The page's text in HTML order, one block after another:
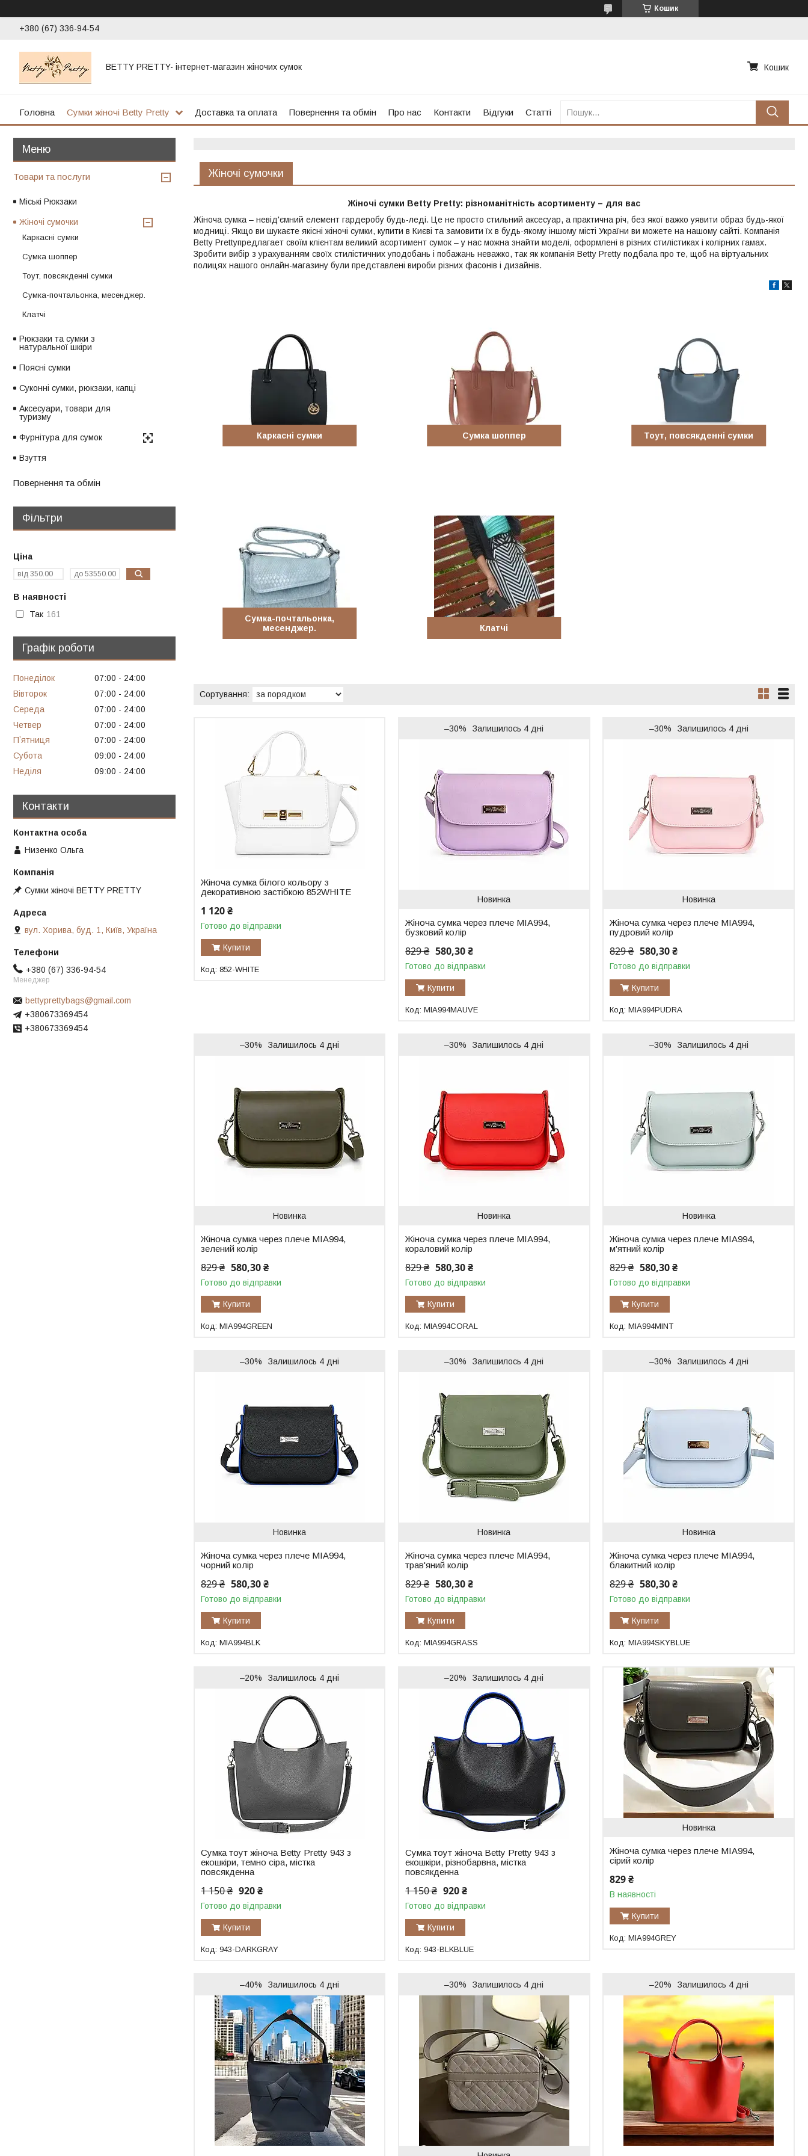
Кошик
+380 (67) 336-94-54
BETTY PRETTY- інтернет-магазин жіночих сумок Кошик
Головна Сумки жіночі Betty Pretty Доставка та оплата Повернення та обмін Про нас Контакти Відгуки Статті
Жіночі сумочки
Жіночі сумки Betty Pretty: різноманітність асортименту – для вас
Жіноча сумка – невід'ємний елемент гардеробу будь-леді. Це не просто стильний аксесуар, а практична річ, без якої важко уявити образ будь-якої
модниці. Якщо ви шукаєте якісні жіночі сумки, купити в Києві та замовити їх в будь-якому іншому місті України ви можете на нашому сайті. Компанія
Betty Prettyпредлагает своїм клієнтам великий асортимент сумок – у нас можна знайти моделі, оформлені в різних стилістиках і колірних гамах.
Зробити вибір з урахуванням своїх стилістичних уподобань і побажань неважко, так як компанія Betty Pretty подбала про те, щоб на віртуальних
полицях нашого онлайн-магазину були представлені вироби різних фасонів і дизайнів.
Каркасні сумки Сумка шоппер Тоут, повсякденні сумки
Сумка-почтальонка,
месенджер.
Клатчі
Жіноча сумка білого кольору з
декоративною застібкою 852WHITE
1 120 ₴
Готово до відправки
Купити
852-WHITE
–30% Залишилось 4 дні
Новинка
Жіноча сумка через плече MIA994,
бузковий колір
829 ₴ 580,30 ₴
Готово до відправки
Купити
MIA994MAUVE
–30% Залишилось 4 дні
Новинка
Жіноча сумка через плече MIA994,
пудровий колір
829 ₴ 580,30 ₴
Готово до відправки
Купити
MIA994PUDRA
–30% Залишилось 4 дні
Новинка
Жіноча сумка через плече MIA994,
зелений колір
829 ₴ 580,30 ₴
Готово до відправки
Купити
MIA994GREEN
–30% Залишилось 4 дні
Новинка
Жіноча сумка через плече MIA994,
кораловий колір
829 ₴ 580,30 ₴
Готово до відправки
Купити
MIA994CORAL
–30% Залишилось 4 дні
Новинка
Жіноча сумка через плече MIA994,
м'ятний колір
829 ₴ 580,30 ₴
Готово до відправки
Купити
MIA994MINT
–30% Залишилось 4 дні
Новинка
Жіноча сумка через плече MIA994,
чорний колір
829 ₴ 580,30 ₴
Готово до відправки
Купити
MIA994BLK
–30% Залишилось 4 дні
Новинка
Жіноча сумка через плече MIA994,
трав'яний колір
829 ₴ 580,30 ₴
Готово до відправки
Купити
MIA994GRASS
–30% Залишилось 4 дні
Новинка
Жіноча сумка через плече MIA994,
блакитний колір
829 ₴ 580,30 ₴
Готово до відправки
Купити
MIA994SKYBLUE
–20% Залишилось 4 дні
Сумка тоут жіноча Betty Pretty 943 з
екошкіри, темно сіра, містка
повсякденна
1 150 ₴ 920 ₴
Готово до відправки
Купити
943-DARKGRAY
–20% Залишилось 4 дні
Сумка тоут жіноча Betty Pretty 943 з
екошкіри, різнобарвна, містка
повсякденна
1 150 ₴ 920 ₴
Готово до відправки
Купити
943-BLKBLUE
Новинка
Жіноча сумка через плече MIA994,
сірий колір
829 ₴
В наявності
Купити
MIA994GREY
–40% Залишилось 4 дні –30% Залишилось 4 дні –20% Залишилось 4 дні
Товари та послуги
Міські Рюкзаки
Жіночі сумочки
Каркасні сумки
Сумка шоппер
Тоут, повсякденні сумки
Сумка-почтальонка, месенджер.
Клатчі
Рюкзаки та сумки з
натуральної шкіри
Поясні сумки
Суконні сумки, рюкзаки, капці
Аксесуари, товари для
туризму
Фурнітура для сумок
Взуття
Повернення та обмін
Фільтри
Ціна
В наявності
Так 161
Графік роботи
Понеділок 07:00
24:00
Вівторок
07:00
24:00
Середа
07:00
24:00
Четвер
07:00
24:00
Пʼятниця
07:00
24:00
Субота
09:00
24:00
Неділя
09:00 24:00
Контакти
Низенко Ольга
Сумки жіночі BETTY PRETTY
вул. Хорива, буд. 1, Київ, Україна
+380 (67) 336-94-54
Менеджер
bettyprettybags@gmail.com
+380673369454
+380673369454